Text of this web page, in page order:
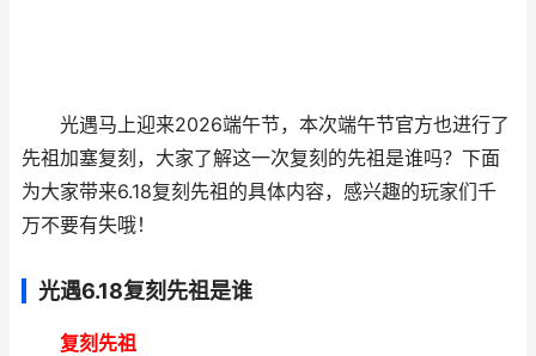
光遇马上迎来2026端午节，本次端午节官方也进行了
先祖加塞复刻，大家了解这一次复刻的先祖是谁吗？下面
为大家带来6.18复刻先祖的具体内容，感兴趣的玩家们千
万不要有失哦！
光遇6.18复刻先祖是谁
复刻先祖